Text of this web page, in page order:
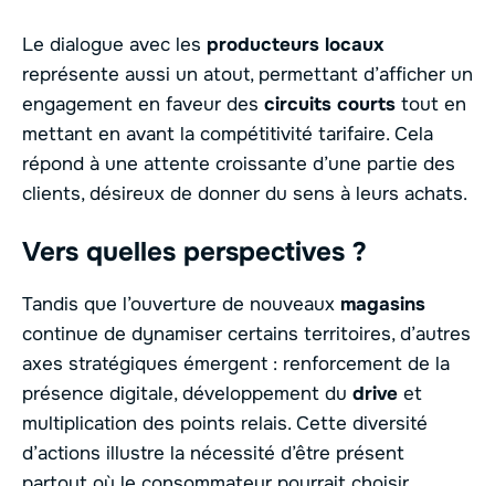
Le dialogue avec les producteurs locaux
représente aussi un atout, permettant d’afficher un
engagement en faveur des circuits courts tout en
mettant en avant la compétitivité tarifaire. Cela
répond à une attente croissante d’une partie des
clients, désireux de donner du sens à leurs achats.
Vers quelles perspectives ?
Tandis que l’ouverture de nouveaux magasins
continue de dynamiser certains territoires, d’autres
axes stratégiques émergent : renforcement de la
présence digitale, développement du drive et
multiplication des points relais. Cette diversité
d’actions illustre la nécessité d’être présent